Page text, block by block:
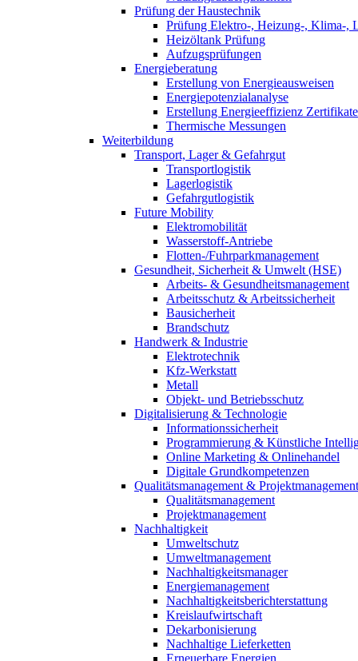
Prüfung der Haustechnik
Prüfung Elektro-, Heizung-, Klima-,
Heizöltank Prüfung
Aufzugsprüfungen
Energieberatung
Erstellung von Energieausweisen
Energiepotenzialanalyse
Erstellung Energieeffizienz Zertifikate
Thermische Messungen
Weiterbildung
Transport, Lager & Gefahrgut
Transportlogistik
Lagerlogistik
Gefahrgutlogistik
Future Mobility
Elektromobilität
Wasserstoff-Antriebe
Flotten-/Fuhrparkmanagement
Gesundheit, Sicherheit & Umwelt (HSE)
Arbeits- & Gesundheitsmanagement
Arbeitsschutz & Arbeitssicherheit
Bausicherheit
Brandschutz
Handwerk & Industrie
Elektrotechnik
Kfz-Werkstatt
Metall
Objekt- und Betriebsschutz
Digitalisierung & Technologie
Informationssicherheit
Programmierung & Künstliche
Online Marketing & Onlinehandel
Digitale Grundkompetenzen
Qualitätsmanagement & Projektmanagement
Qualitätsmanagement
Projektmanagement
Nachhaltigkeit
Umweltschutz
Umweltmanagement
Nachhaltigkeitsmanager
Energiemanagement
Nachhaltigkeitsberichterstattung
Kreislaufwirtschaft
Dekarbonisierung
Nachhaltige Lieferketten
Erneuerbare Energien